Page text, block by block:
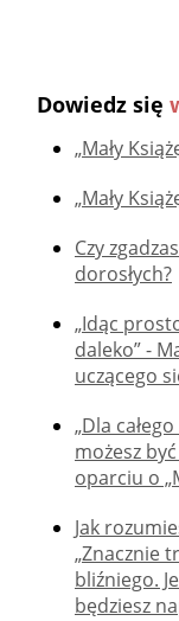
Dowiedz się
„Mały
„Mały
Czy
dorosłych?
„Idąc
daleko” -
uczącego
„Dla
możesz
oparciu o
Jak
„Znacznie
bliźniego.
będziesz